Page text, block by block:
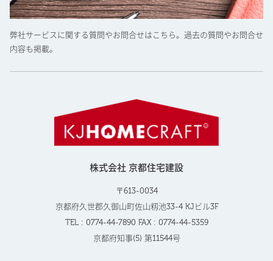
弊社サービスに関する質問やお問合せはこちら。過去の質問やお問合せ
内容も掲載。
株式会社 京都住宅建設
〒613-0034
京都府久世郡久御山町佐山籾池33-4 KJビル3F
TEL : 0774-44-7890 FAX : 0774-44-5359
京都府知事(5) 第11544号